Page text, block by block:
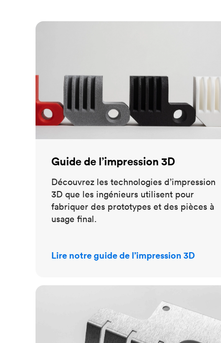
Guide de l’impression 3D
Guide de l’impression 3D
Découvrez les technologies d’impression
3D que les ingénieurs utilisent pour
fabriquer des prototypes et des pièces à
usage final.
Lire notre guide de l’impression 3D
Guide de la tôlerie